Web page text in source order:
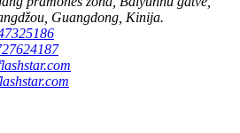
Guangdong, Kinija.